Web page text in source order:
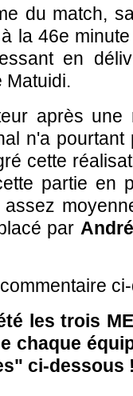
du match,
la 46e
en
Matuidi.
après
n'a
cette
partie en
par
les trois
chaque
ci-dessous